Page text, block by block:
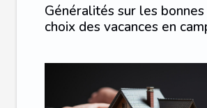
Généralités sur les bonnes
choix des vacances en